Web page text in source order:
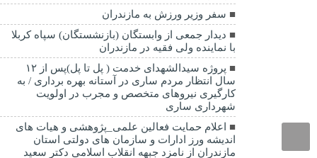
سفر وزیر ورزش به مازندران
دیدار جمعی از وابستگان (بازنشستگان) سپاه کربلا
با نماینده ولی فقیه در مازندران
پروژه سیدالشهدای خدمت ( پل تا پل)پس از ۱۲
سال انتظار مردم ساری در آستانه بهره برداری / به
کارگیری نیروهای متخصص و مجرب در اولویت
شهرداری ساری
اعلام حمایت فعالین علمی_پژوهشی و هیات های
اندیشه ورز ادارات و سازمان های دولتی استان
مازندران از نامزد جبهه انقلاب اسلامی دکتر سعید